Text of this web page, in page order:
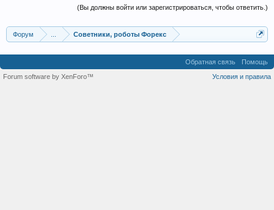
(Вы должны войти или зарегистрироваться, чтобы ответить.)
Форум Советники, роботы Форекс
Обратная связь
Помощь
Условия и правила
Forum software by XenForo™